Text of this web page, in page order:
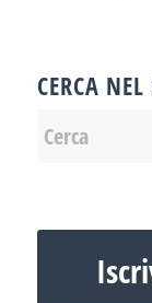
CERCA